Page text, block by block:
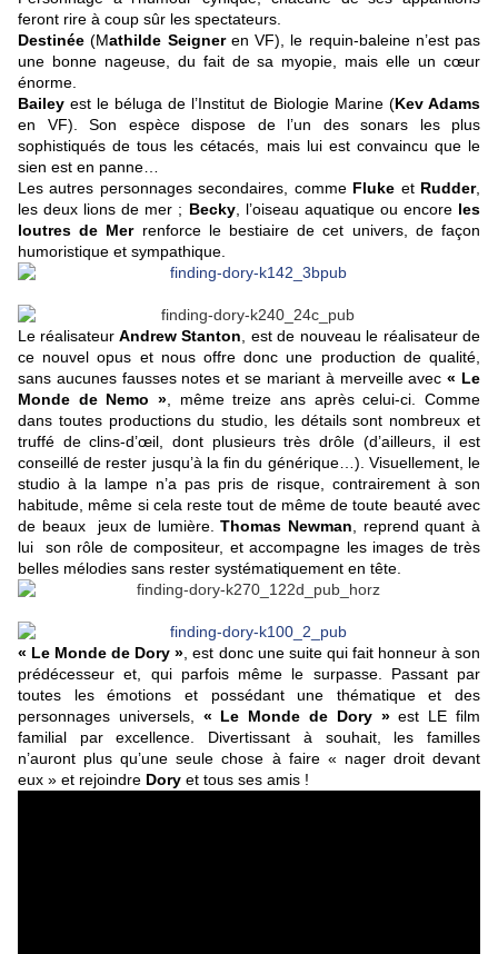
feront rire à coup sûr les spectateurs.
Destinée (Mathilde Seigneren VF), le requin-baleine n’est pas
une bonne nageuse, du fait de sa myopie, mais elle un cœur
énorme.
Bailey est le béluga de l’Institut de Biologie Marine (Kev Adams
en VF). Son espèce dispose de l’un des sonars les plus
sophistiqués de tous les cétacés, mais lui est convaincu que le
sien est en panne…
Les autres personnages secondaires, comme Fluke et Rudder,
les deux lions de mer ; Becky, l’oiseau aquatique ou encore les
loutres de Merrenforce le bestiaire de cet univers, de façon
humoristique et sympathique.
Le réalisateur Andrew Stanton , est de nouveau le réalisateur de
ce nouvel opus et nous offre donc une production de qualité,
sans aucunes fausses notes et se mariant à merveille avec« Le
Monde de Nemo » , même treize ans après celui-ci. Comme
dans toutes productions du studio, les détails sont nombreux et
truffé de clins-d’œil, dont plusieurs très drôle (d’ailleurs, il est
conseillé de rester jusqu’à la fin du générique…). Visuellement, le
studio à la lampe n’a pas pris de risque, contrairement à son
habitude, même si cela reste tout de même de toute beauté avec
de beaux jeux de lumière.Thomas Newman , reprend quant à
lui son rôle de compositeur, et accompagne les images de très
belles mélodies sans rester systématiquement en tête.
« Le Monde de Dory » , est donc une suite qui fait honneur à son
prédécesseur et, qui parfois même le surpasse. Passant par
toutes les émotions et possédant une thématique et des
personnages universels, « Le Monde de Dory »est LE film
familial par excellence. Divertissant à souhait, les familles
n’auront plus qu’une seule chose à faire « nager droit devant
eux » et rejoindre Dory et tous ses amis !